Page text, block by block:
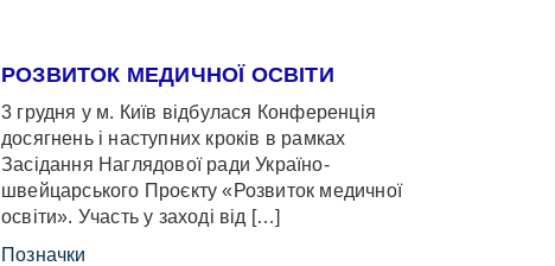
РОЗВИТОК МЕДИЧНОЇ ОСВІТИ
3 грудня у м. Київ відбулася Конференція
досягнень і наступних кроків в рамках
Засідання Наглядової ради Україно-
швейцарського Проєкту «Розвиток медичної
освіти». Участь у заході від […]
Позначки